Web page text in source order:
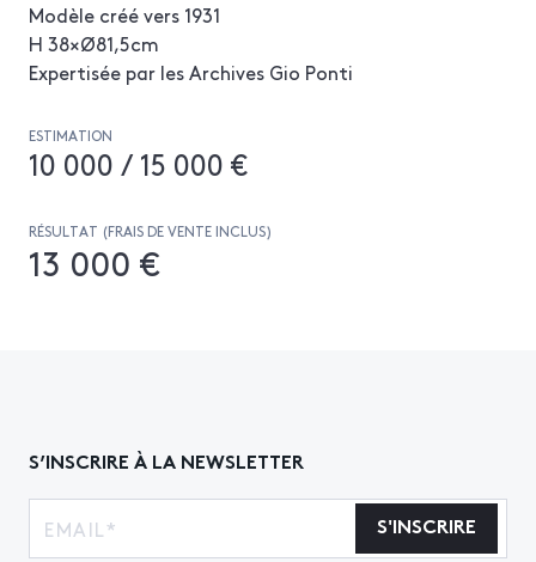
Modèle créé vers 1931
H 38×Ø81,5cm
Expertisée par les Archives Gio Ponti
ESTIMATION
10 000 / 15 000 €
RÉSULTAT (FRAIS DE VENTE INCLUS)
13 000 €
S’INSCRIRE À LA NEWSLETTER
S'INSCRIRE